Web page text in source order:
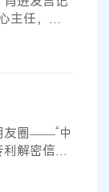
主任，高
问题，权
知识产权理
友圈——“中
利解密信